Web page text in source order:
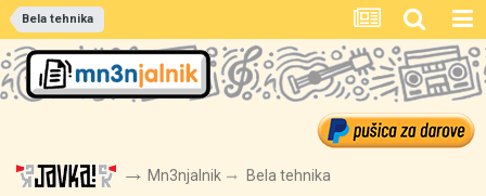
Bela tehnika
Mn3njalnik Bela tehnika